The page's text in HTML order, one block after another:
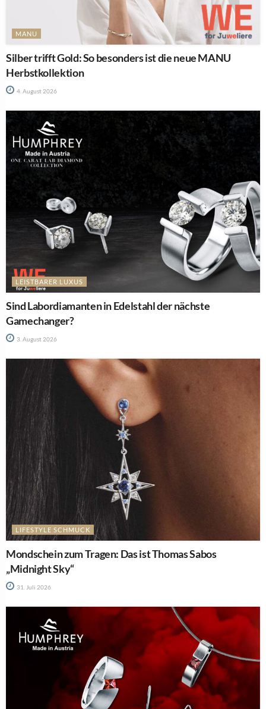
MANU
Silber trifft Gold: So besonders ist die neue MANU
Herbstkollektion
4. August 2026
LEISTBARER LUXUS
Sind Labordiamanten in Edelstahl der nächste
Gamechanger?
3. August 2026
LIFESTYLE SCHMUCK
Mondschein zum Tragen: Das ist Thomas Sabos
„Midnight Sky“
31. Juli 2026